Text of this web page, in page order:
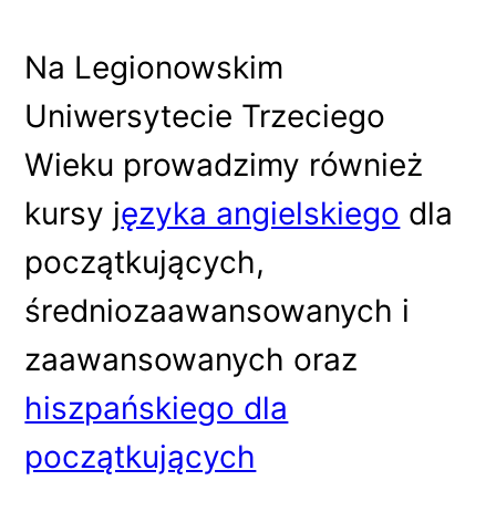
Na Legionowskim
Uniwersytecie Trzeciego
Wieku prowadzimy również
kursy języka angielskiego dla
początkujących,
średniozaawansowanych i
zaawansowanych oraz
hiszpańskiego dla
początkujących